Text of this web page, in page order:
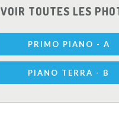
VOIR TOUTES LES
PRIMO PIANO - A
PIANO TERRA - B